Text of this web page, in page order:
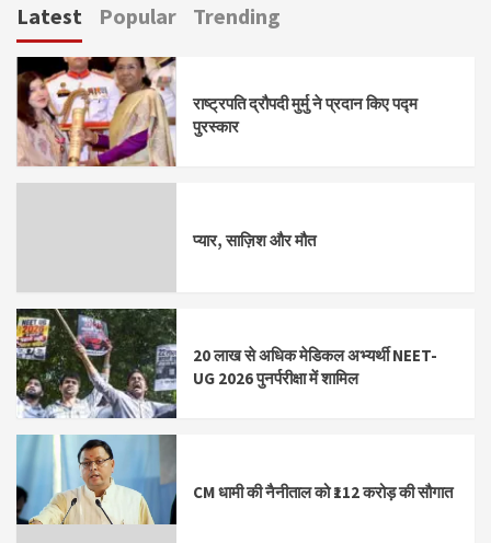
Latest Popular Trending
राष्ट्रपति द्रौपदी मुर्मु ने प्रदान किए पद्म
पुरस्कार
प्यार, साज़िश और मौत
20 लाख से अधिक मेडिकल अभ्यर्थी NEET-
UG 2026 पुनर्परीक्षा में शामिल
CM धामी की नैनीताल को ₹112 करोड़ की सौगात